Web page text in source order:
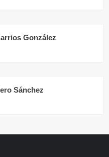
González
Sánchez